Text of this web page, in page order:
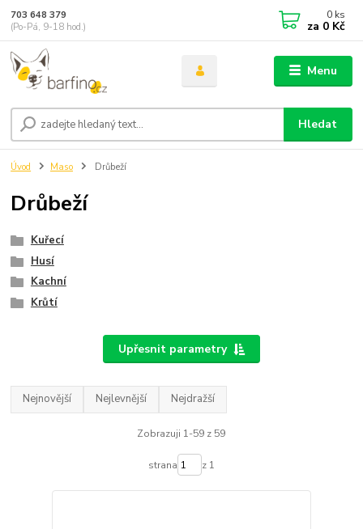
Menu
Hledat
703 648 379
(Po-Pá, 9-18 hod.)
0 ks
za 0 Kč
Úvod Maso Drůbeží
Drůbeží
Kuřecí
Husí
Kachní
Krůtí
Upřesnit parametry
Nejnovější Nejlevnější Nejdražší
Zobrazuji 1-59 z 59
strana z 1